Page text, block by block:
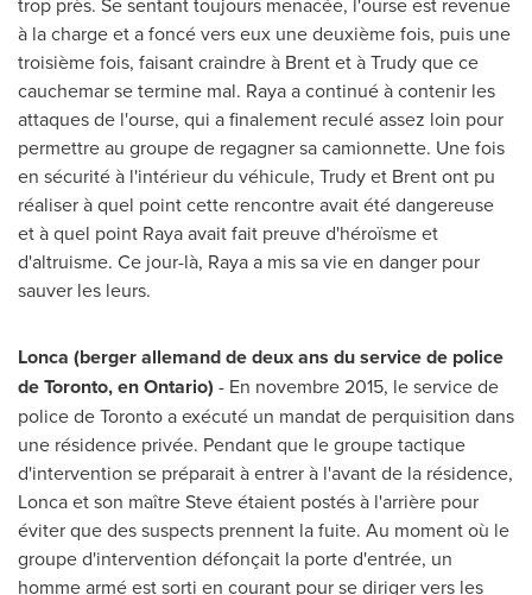
à la charge et a foncé vers eux une deuxième fois, puis une
troisième fois, faisant craindre à Brent et à Trudy que ce
cauchemar se termine mal. Raya a continué à contenir les
attaques de l'ourse, qui a finalement reculé assez loin pour
permettre au groupe de regagner sa camionnette. Une fois
en sécurité à l'intérieur du véhicule, Trudy et Brent ont pu
réaliser à quel point cette rencontre avait été dangereuse
et à quel point Raya avait fait preuve d'héroïsme et
d'altruisme. Ce jour-là, Raya a mis sa vie en danger pour
sauver les leurs.
Lonca (berger allemand de deux ans du service de police
deToronto, enOntario) - En novembre 2015, le service de
police deTorontoa exécuté un mandat de perquisition dans
une résidence privée. Pendant que le groupe tactique
d'intervention se préparait à entrer à l'avant de la résidence,
Lonca et son maître Steve étaient postés à l'arrière pour
éviter que des suspects prennent la fuite. Au moment où le
groupe d'intervention défonçait la porte d'entrée, un
homme armé est sorti en courant pour se diriger vers les